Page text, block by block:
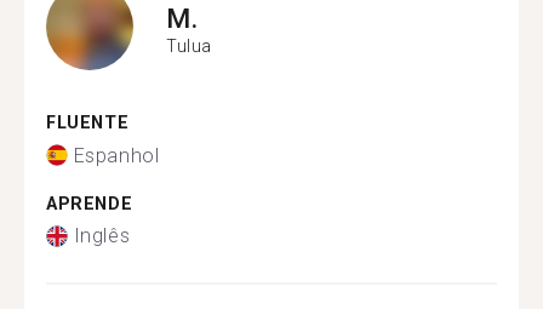
M.
Tulua
FLUENTE
Espanhol
APRENDE
Inglês